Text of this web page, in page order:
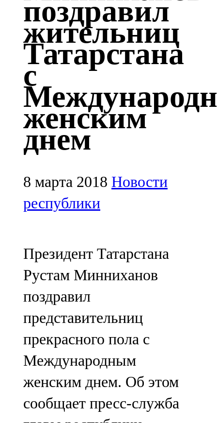
Казан
91,5 FM
Кайбыч
106,1 FM
Кама тамагы
71,51 FM
Кукмара
107,9 FM
Лениногорский
102,1 FM
Мамадыш
Минзәлә
107,3 FM
Мөслим
100,0 FM
Нурлат
104,7 FM
Олы Әтнә
71,42 FM
поздравил
жительниц
Татарстана
с
женским
днем
8 марта 2018 Новости
республики
Президент Татарстана
Рустам Минниханов
поздравил
представительниц
прекрасного пола с
Международным
женским днем. Об этом
сообщает пресс-служба